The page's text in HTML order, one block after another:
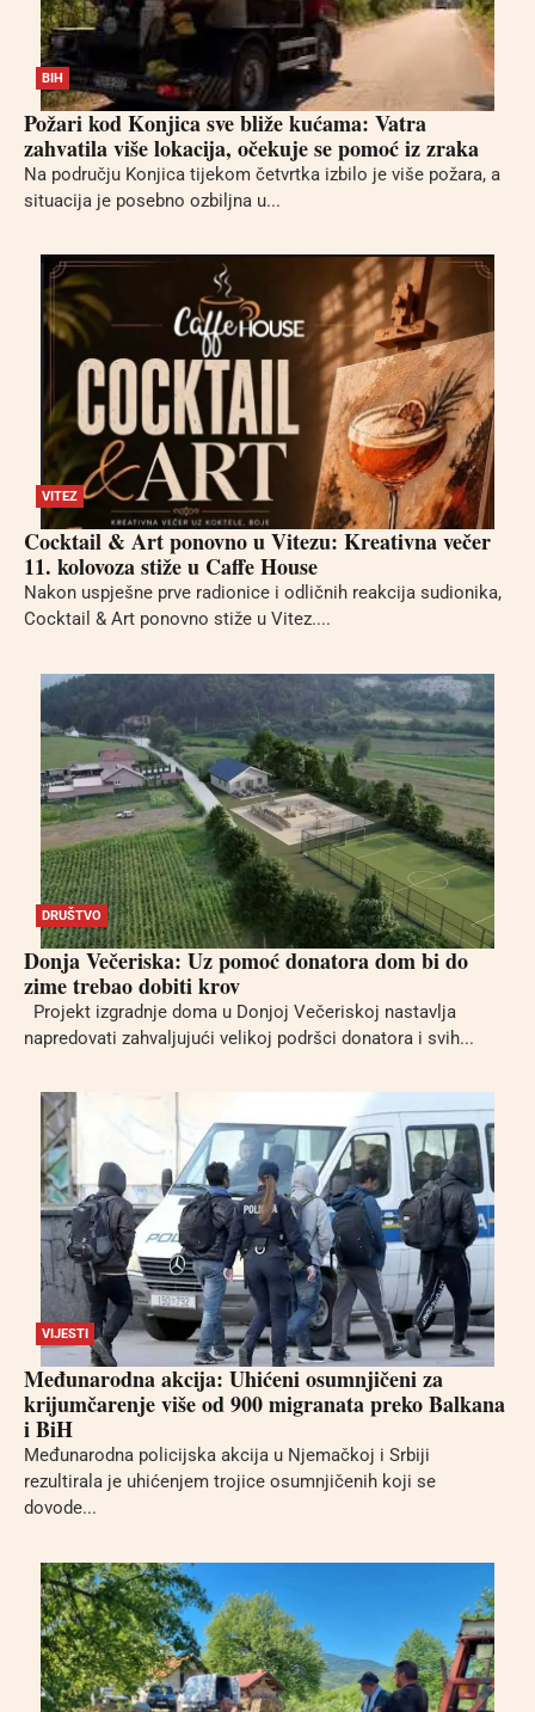
BIH
Požari kod Konjica sve bliže kućama: Vatra
zahvatila više lokacija, očekuje se pomoć iz zraka
Na području Konjica tijekom četvrtka izbilo je više požara, a
situacija je posebno ozbiljna u...
VITEZ
Cocktail & Art ponovno u Vitezu: Kreativna večer
11. kolovoza stiže u Caffe House
Nakon uspješne prve radionice i odličnih reakcija sudionika,
Cocktail & Art ponovno stiže u Vitez....
DRUŠTVO
Donja Večeriska: Uz pomoć donatora dom bi do
zime trebao dobiti krov
Projekt izgradnje doma u Donjoj Večeriskoj nastavlja
napredovati zahvaljujući velikoj podršci donatora i svih...
VIJESTI
Međunarodna akcija: Uhićeni osumnjičeni za
krijumčarenje više od 900 migranata preko Balkana
i BiH
Međunarodna policijska akcija u Njemačkoj i Srbiji
rezultirala je uhićenjem trojice osumnjičenih koji se
dovode...